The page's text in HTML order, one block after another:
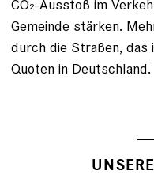
CO₂-Ausstoß im
Gemeinde stärken.
durch die Straßen,
Quoten in Deutschland.